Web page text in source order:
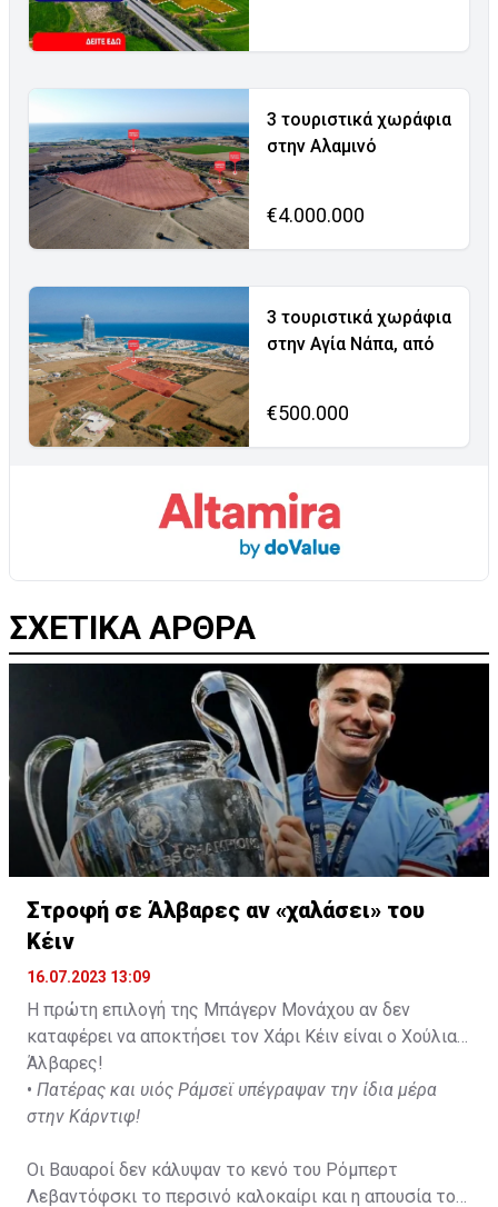
3 τουριστικά χωράφια
στην Αλαμινό
€4.000.000
3 τουριστικά χωράφια
στην Αγία Νάπα, από
€500.000
ΣΧΕΤΙΚΑ ΑΡΘΡΑ
Στροφή σε Άλβαρες αν «χαλάσει» του
Κέιν
16.07.2023 13:09
Η πρώτη επιλογή της Μπάγερν Μονάχου αν δεν
καταφέρει να αποκτήσει τον Χάρι Κέιν είναι ο Χούλιαν
Άλβαρες!
• Πατέρας και υιός Ράμσεϊ υπέγραψαν την ίδια μέρα
στην Κάρντιφ!
Οι Βαυαροί δεν κάλυψαν το κενό του Ρόμπερτ
Λεβαντόφσκι το περσινό καλοκαίρι και η απουσία του